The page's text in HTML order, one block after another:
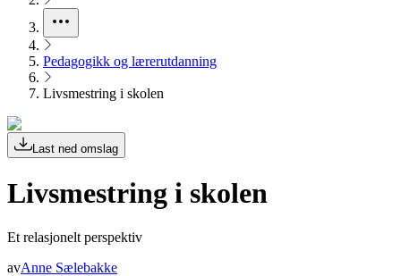
Pedagogikk og lærerutdanning
Livsmestring i skolen
Last ned omslag
Livsmestring i skolen
Et relasjonelt perspektiv
avAnne Sælebakke